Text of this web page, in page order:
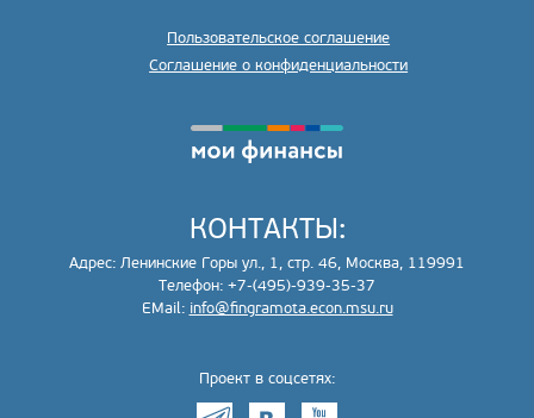
Пользовательское соглашение
Соглашение о конфиденциальности
КОНТАКТЫ:
Адрес: Ленинские Горы ул., 1, стр. 46, Москва, 119991
Телефон: +7-(495)-939-35-37
EMail: info@fingramota.econ.msu.ru
Проект в соцсетях: